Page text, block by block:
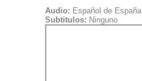
Audio: Español de España
Subtitulos: Ninguno